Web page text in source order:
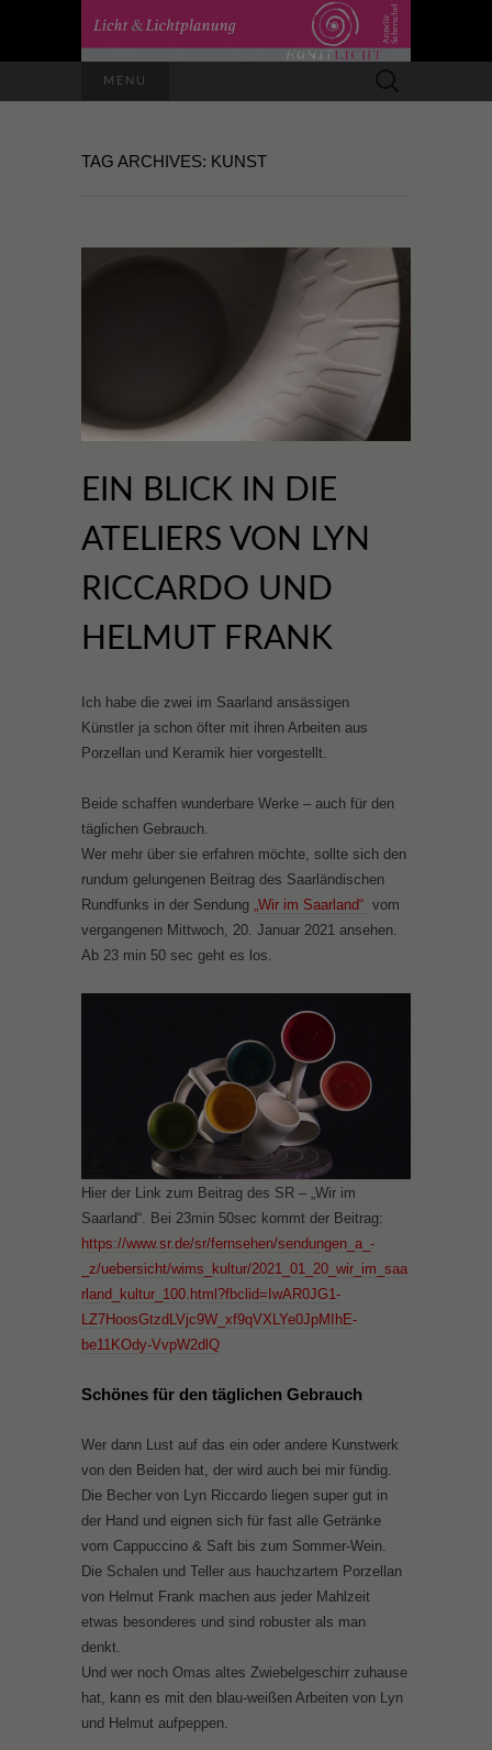
MENU
nach:
TAG ARCHIVES: KUNST
EIN BLICK IN DIE
ATELIERS VON LYN
RICCARDO UND
HELMUT FRANK
Ich habe die zwei im Saarland ansässigen
Künstler ja schon öfter mit ihren Arbeiten aus
Porzellan und Keramik hier vorgestellt.
Beide schaffen wunderbare Werke – auch für den
täglichen Gebrauch.
Wer mehr über sie erfahren möchte, sollte sich den
rundum gelungenen Beitrag des Saarländischen
Rundfunks in der Sendung „Wir im Saarland“ vom
vergangenen Mittwoch, 20. Januar 2021 ansehen.
Ab 23 min 50 sec geht es los.
Hier der Link zum Beitrag des SR – „Wir im
Saarland“. Bei 23min 50sec kommt der Beitrag:
https://www.sr.de/sr/fernsehen/sendungen_a_-
_z/uebersicht/wims_kultur/2021_01_20_wir_im_saa
rland_kultur_100.html?fbclid=IwAR0JG1-
LZ7HoosGtzdLVjc9W_xf9qVXLYe0JpMIhE-
be11KOdy-VvpW2dlQ
Schönes für den täglichen Gebrauch
Wer dann Lust auf das ein oder andere Kunstwerk
von den Beiden hat, der wird auch bei mir fündig.
Die Becher von Lyn Riccardo liegen super gut in
der Hand und eignen sich für fast alle Getränke
vom Cappuccino & Saft bis zum Sommer-Wein.
Die Schalen und Teller aus hauchzartem Porzellan
von Helmut Frank machen aus jeder Mahlzeit
etwas besonderes und sind robuster als man
denkt.
Und wer noch Omas altes Zwiebelgeschirr zuhause
hat, kann es mit den blau-weißen Arbeiten von Lyn
und Helmut aufpeppen.